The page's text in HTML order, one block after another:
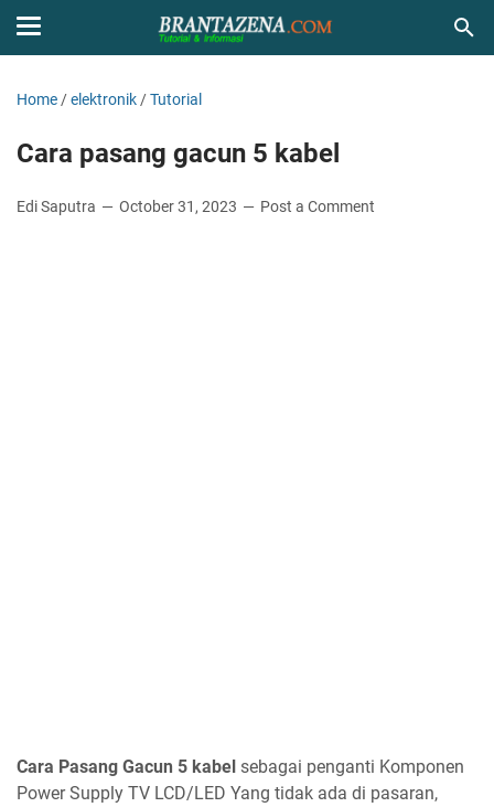
Home /elektronik /Tutorial
Cara pasang gacun 5 kabel
Edi Saputra October 31, 2023 Post a Comment
Cara Pasang Gacun 5 kabel sebagai penganti Komponen
Power Supply TV LCD/LED Yang tidak ada di pasaran,